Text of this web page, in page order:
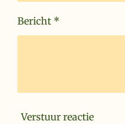
Bericht *
Verstuur reactie